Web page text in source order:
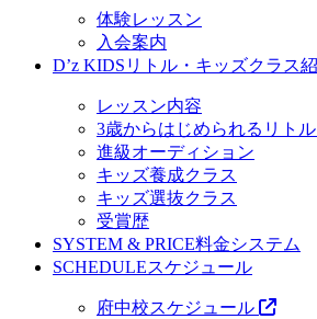
体験レッスン
入会案内
D’z KIDS リトル・キッズクラス
レッスン内容
3歳からはじめられるリト
進級オーディション
キッズ養成クラス
キッズ選抜クラス
受賞歴
SYSTEM & PRICE料金システム
SCHEDULEスケジュール
府中校スケジュール